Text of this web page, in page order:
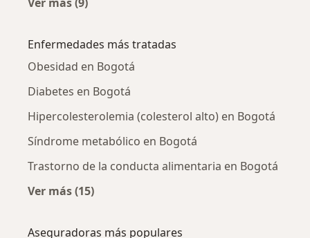
Ver más (9)
Enfermedades más tratadas
Obesidad en Bogotá
Diabetes en Bogotá
Hipercolesterolemia (colesterol alto) en Bogotá
Síndrome metabólico en Bogotá
Trastorno de la conducta alimentaria en Bogotá
Ver más (15)
Aseguradoras más populares